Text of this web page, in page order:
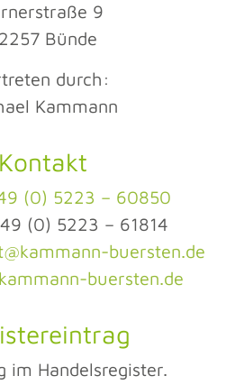
9
Bünde
durch:
Kammann
Kontakt
(0) 5223 – 60850
(0) 5223 – 61814
buersten.de
buersten.de
im Handelsregister.